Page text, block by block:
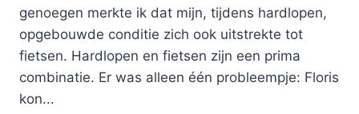
genoegen merkte ik dat mijn, tijdens hardlopen,
opgebouwde conditie zich ook uitstrekte tot
fietsen. Hardlopen en fietsen zijn een prima
combinatie. Er was alleen één probleempje: Floris
kon...